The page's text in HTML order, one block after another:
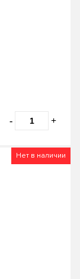
- +
Нет в наличии